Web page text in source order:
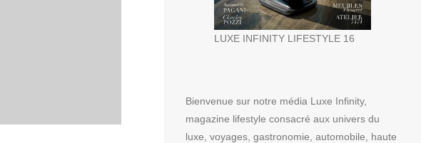
LUXE INFINITY LIFESTYLE 16
Bienvenue sur notre média Luxe Infinity,
magazine lifestyle consacré aux univers du
luxe, voyages, gastronomie, automobile, haute